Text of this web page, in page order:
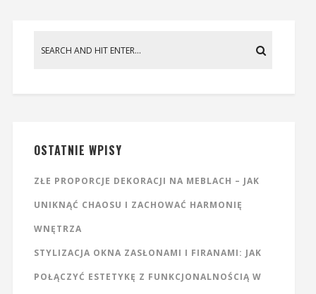
OSTATNIE WPISY
ZŁE PROPORCJE DEKORACJI NA MEBLACH – JAK
UNIKNĄĆ CHAOSU I ZACHOWAĆ HARMONIĘ
WNĘTRZA
STYLIZACJA OKNA ZASŁONAMI I FIRANAMI: JAK
POŁĄCZYĆ ESTETYKĘ Z FUNKCJONALNOŚCIĄ W